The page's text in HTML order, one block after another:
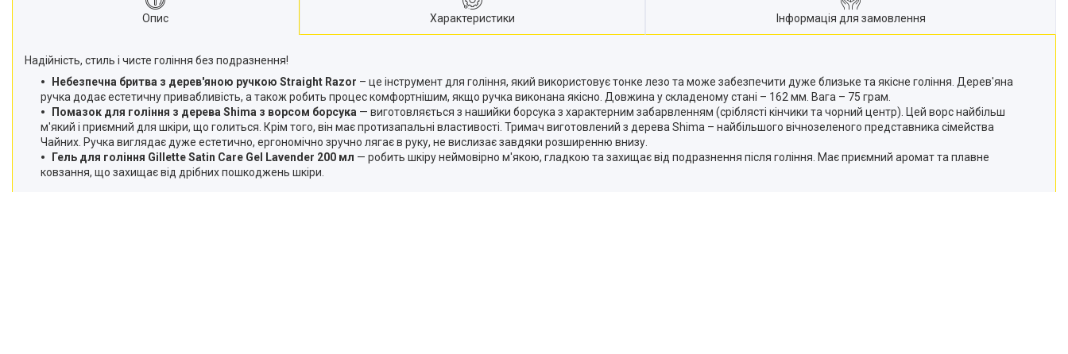
Опис Характеристики Інформація для замовлення
Надійність, стиль і чисте гоління без подразнення!
Небезпечна бритва з дерев'яною ручкою Straight Razor – це інструмент для гоління, який використовує тонке лезо та може забезпечити дуже близьке та якісне гоління. Дерев'яна
ручка додає естетичну привабливість, а також робить процес комфортнішим, якщо ручка виконана якісно. Довжина у складеному стані – 162 мм. Вага – 75 грам.
Помазок для гоління з дерева Shima з ворсом борсука — виготовляється з нашийки борсука з характерним забарвленням (сріблясті кінчики та чорний центр). Цей ворс найбільш
м'який і приємний для шкіри, що голиться. Крім того, він має протизапальні властивості. Тримач виготовлений з дерева Shima – найбільшого вічнозеленого представника сімейства
Чайних. Ручка виглядає дуже естетично, ергономічно зручно лягає в руку, не вислизає завдяки розширенню внизу.
Гель для гоління Gillette Satin Care Gel Lavender 200 мл — робить шкіру неймовірно м'якою, гладкою та захищає від подразнення після гоління. Має приємний аромат та плавне
ковзання, що захищає від дрібних пошкоджень шкіри.